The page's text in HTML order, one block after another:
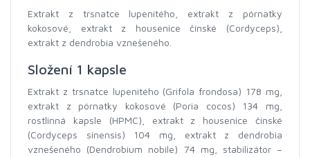
Extrakt z trsnatce lupenitého, extrakt z pórnatky
kokosové, extrakt z housenice čínské (Cordyceps),
extrakt z dendrobia vznešeného.
Složení 1 kapsle
Extrakt z trsnatce lupenitého (Grifola frondosa) 178 mg,
extrakt z pórnatky kokosové (Poria cocos) 134 mg,
rostlinná kapsle (HPMC), extrakt z housenice čínské
(Cordyceps sinensis) 104 mg, extrakt z dendrobia
vznešeného (Dendrobium nobile) 74 mg, stabilizátor –